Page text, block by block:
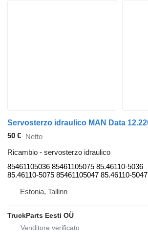
50 € Netto
Ricambio - servosterzo idraulico
85461105036 85461105075 85.46110-5036
85.46110-5075 85461105047 85.46110-5047
Estonia, Tallinn
TruckParts Eesti OÜ